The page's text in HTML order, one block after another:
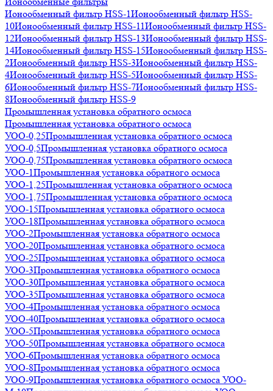
Ионообменный фильтр HSS-1Ионообменный фильтр HSS-
10Ионообменный фильтр HSS-11Ионообменный фильтр HSS-
12Ионообменный фильтр HSS-13Ионообменный фильтр HSS-
14Ионообменный фильтр HSS-15Ионообменный фильтр HSS-
2Ионообменный фильтр HSS-3Ионообменный фильтр HSS-
4Ионообменный фильтр HSS-5Ионообменный фильтр HSS-
6Ионообменный фильтр HSS-7Ионообменный фильтр HSS-
8Ионообменный фильтр HSS-9
Промышленная установка обратного осмоса
Промышленная установка обратного осмоса
УОО-0,25Промышленная установка обратного осмоса
УОО-0,5Промышленная установка обратного осмоса
УОО-0,75Промышленная установка обратного осмоса
УОО-1Промышленная установка обратного осмоса
УОО-1,25Промышленная установка обратного осмоса
УОО-1,75Промышленная установка обратного осмоса
УОО-15Промышленная установка обратного осмоса
УОО-18Промышленная установка обратного осмоса
УОО-2Промышленная установка обратного осмоса
УОО-20Промышленная установка обратного осмоса
УОО-25Промышленная установка обратного осмоса
УОО-3Промышленная установка обратного осмоса
УОО-30Промышленная установка обратного осмоса
УОО-35Промышленная установка обратного осмоса
УОО-4Промышленная установка обратного осмоса
УОО-40Промышленная установка обратного осмоса
УОО-5Промышленная установка обратного осмоса
УОО-50Промышленная установка обратного осмоса
УОО-6Промышленная установка обратного осмоса
УОО-8Промышленная установка обратного осмоса
УОО-9Промышленная установка обратного осмоса УОО-